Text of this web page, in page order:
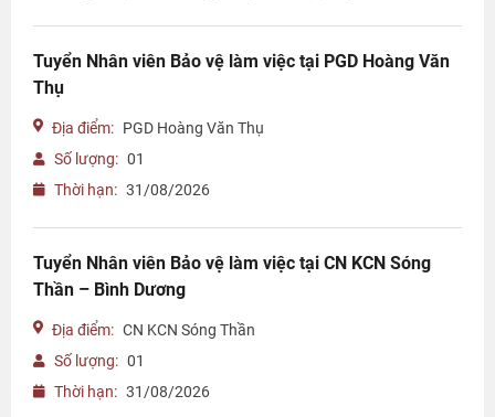
Tuyển Nhân viên Bảo vệ làm việc tại PGD Hoàng Văn
Thụ
Địa điểm: PGD Hoàng Văn Thụ
Số lượng: 01
Thời hạn: 31/08/2026
Tuyển Nhân viên Bảo vệ làm việc tại CN KCN Sóng
Thần – Bình Dương
Địa điểm: CN KCN Sóng Thần
Số lượng: 01
Thời hạn: 31/08/2026